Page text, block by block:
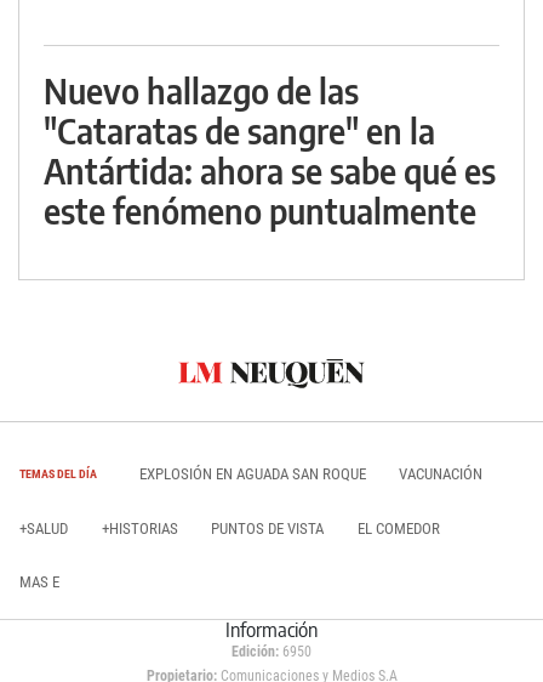
Nuevo hallazgo de las
"Cataratas de sangre" en la
Antártida: ahora se sabe qué es
este fenómeno puntualmente
TEMAS DEL DÍA EXPLOSIÓN EN AGUADA SAN ROQUE VACUNACIÓN
+SALUD +HISTORIAS PUNTOS DE VISTA EL COMEDOR
MAS E
Información
Edición: 6950
Propietario:Comunicaciones y Medios S.A